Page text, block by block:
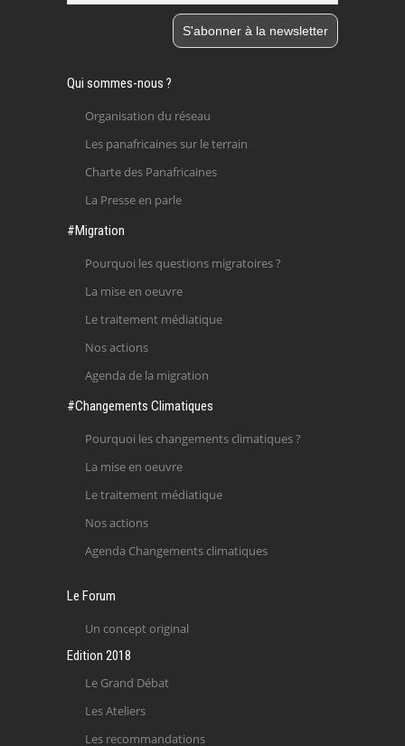
Qui sommes-nous ?
Organisation du réseau
Les panafricaines sur le terrain
Charte des Panafricaines
La Presse en parle
#Migration
Pourquoi les questions migratoires ?
La mise en oeuvre
Le traitement médiatique
Nos actions
Agenda de la migration
#Changements Climatiques
Pourquoi les changements climatiques ?
La mise en oeuvre
Le traitement médiatique
Nos actions
Agenda Changements climatiques
Le Forum
Un concept original
Edition 2018
Le Grand Débat
Les Ateliers
Les recommandations